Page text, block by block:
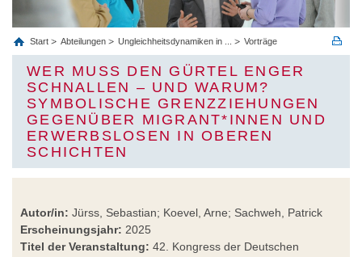
Start Abteilungen Ungleichheitsdynamiken in ... Vorträge
WER MUSS DEN GÜRTEL ENGER
SCHNALLEN – UND WARUM?
SYMBOLISCHE GRENZZIEHUNGEN
GEGENÜBER MIGRANT*INNEN UND
ERWERBSLOSEN IN OBEREN
SCHICHTEN
Autor/in: Jürss, Sebastian; Koevel, Arne; Sachweh, Patrick
Erscheinungsjahr: 2025
Titel der Veranstaltung: 42. Kongress der Deutschen